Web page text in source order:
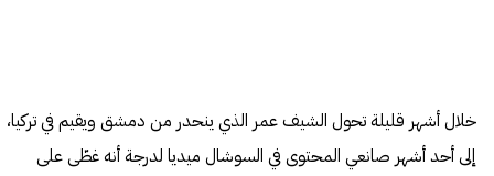
خلال أشهر قليلة تحول الشيف عمر الذي ينحدر من دمشق ويقيم في تركيا،
إلى أحد أشهر صانعي المحتوى في السوشال ميديا لدرجة أنه غطّى على